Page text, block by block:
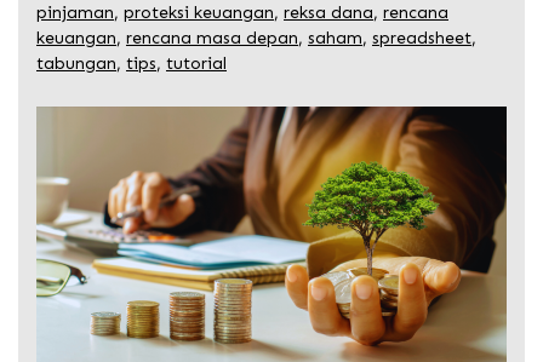
pinjaman, proteksi keuangan, reksa dana, rencana
keuangan, rencana masa depan, saham, spreadsheet,
tabungan, tips, tutorial